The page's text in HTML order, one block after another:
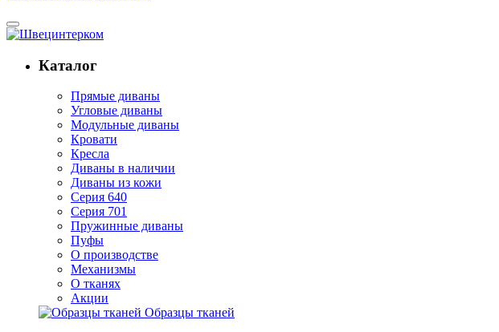
Каталог
Прямые диваны
Угловые диваны
Модульные диваны
Кровати
Кресла
Диваны в наличии
Диваны из кожи
Серия 640
Серия 701
Пружинные диваны
Пуфы
О производстве
Механизмы
О тканях
Акции
Образцы тканей